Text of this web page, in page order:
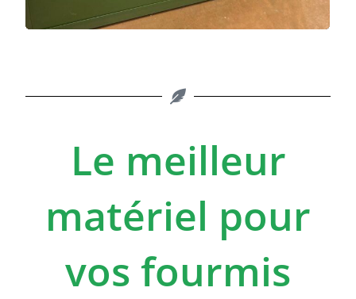
Le meilleur
matériel pour
vos fourmis